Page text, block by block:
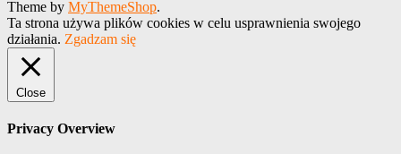
Theme by MyThemeShop.
Ta strona używa plików cookies w celu usprawnienia swojego
działania. Zgadzam się
Close
Privacy Overview